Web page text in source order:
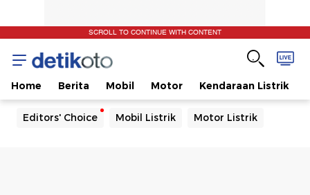
SCROLL TO CONTINUE WITH CONTENT
Home Berita Mobil Motor Kendaraan Listrik
Editors' Choice Mobil Listrik Motor Listrik